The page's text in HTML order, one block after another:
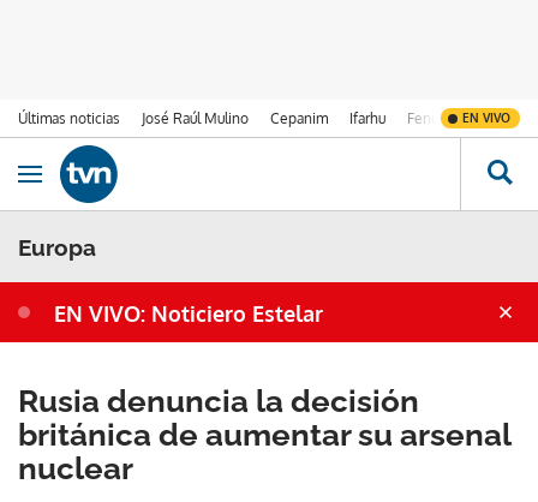
Últimas noticias José Raúl Mulino Cepanim Ifarhu Fenómeno de El
EN VIVO
Ir al contenido
Obrir navegació
Europa
EN VIVO: Noticiero Estelar
Rusia denuncia la decisión
británica de aumentar su arsenal
nuclear